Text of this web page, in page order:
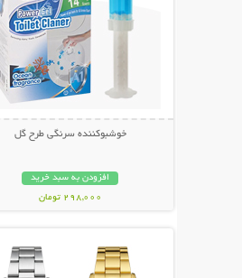
خوشبوکننده سرنگی طرح گل
افزودن به سبد خرید
298,000 تومان